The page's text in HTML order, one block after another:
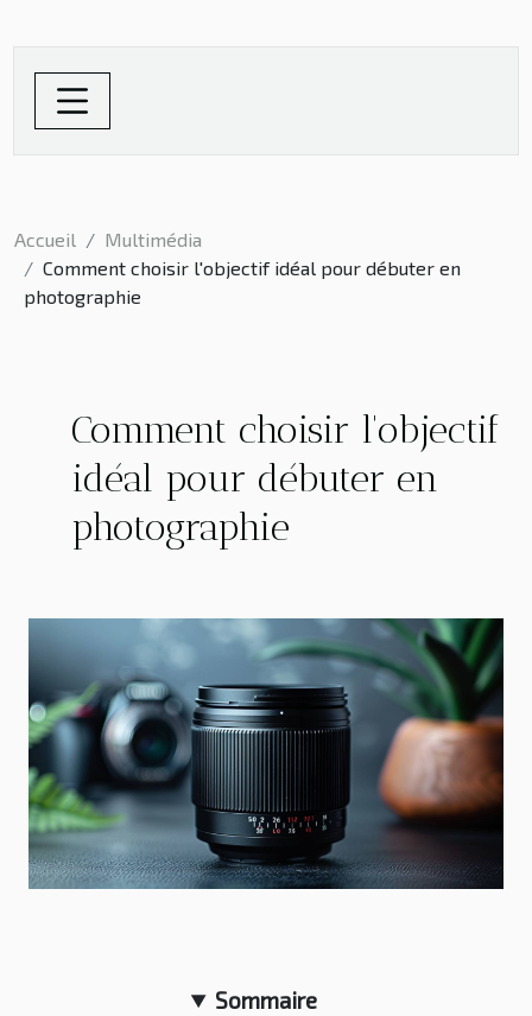
Accueil
Multimédia
Comment choisir l'objectif idéal pour débuter en
photographie
Comment choisir l'objectif
idéal pour débuter en
photographie
Sommaire